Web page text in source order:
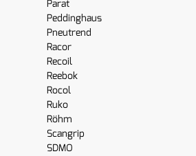
Parat
Peddinghaus
Pneutrend
Racor
Recoil
Reebok
Rocol
Ruko
Röhm
Scangrip
SDMO